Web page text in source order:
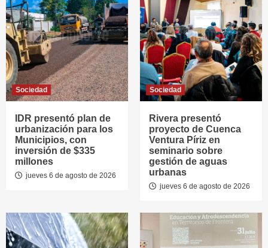
Sociedad
IDR presentó plan de
urbanización para los
Municipios, con
inversión de $335
millones
jueves 6 de agosto de 2026
Sociedad
Rivera presentó
proyecto de Cuenca
Ventura Píriz en
seminario sobre
gestión de aguas
urbanas
jueves 6 de agosto de 2026